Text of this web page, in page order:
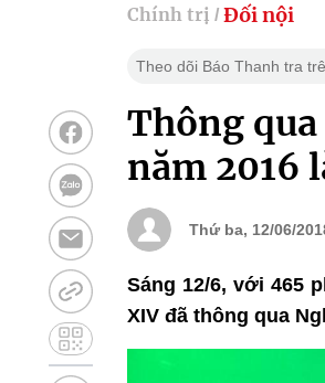
Chính trị / Đối nội
Theo dõi Báo Thanh tra
Thông
năm 2016
Thứ ba, 12/06/
Sáng 12/6, với 465
XIV đã thông qua